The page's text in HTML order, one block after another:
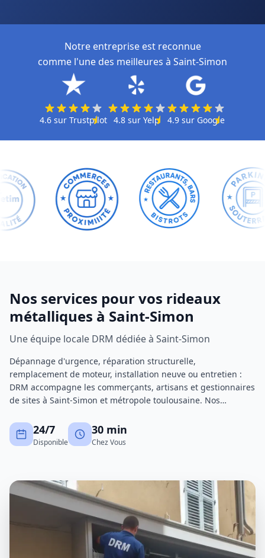
Notre entreprise est reconnue
comme l'une des meilleures à Saint-Simon
4.6 sur Trustpilot 4.8 sur Yelp 4.9sur Google
Nos services pour vos rideaux
métalliques à Saint-Simon
Une équipe locale DRM dédiée à Saint-Simon
Dépannage d'urgence, réparation structurelle,
remplacement de moteur, installation neuve ou entretien :
DRM accompagne les commerçants, artisans et gestionnaires
de sites à Saint-Simon et métropole toulousaine. Nos
important pour réduire au maximum les immobilisations.
24/7
Disponible
30 min
Chez Vous